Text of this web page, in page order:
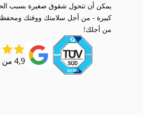
يمكن أن تتحول شقوق صغيرة بسبب
كبيرة - من أجل سلامتك ووقتك
من أجلك!
4,9 من 68 تقييمات جوجل